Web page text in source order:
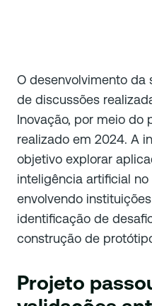
O desenvolvimento da
de discussões
Inovação, por meio do
realizado em 2024. A
objetivo explorar
inteligência artificial no
envolvendo
identificação de
construção de
Projeto